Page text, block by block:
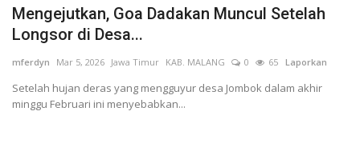
Mengejutkan, Goa Dadakan Muncul Setelah
Longsor di Desa...
mferdyn Mar 5, 2026 Jawa Timur KAB. MALANG 0 65 Laporkan
Setelah hujan deras yang mengguyur desa Jombok dalam akhir
minggu Februari ini menyebabkan...